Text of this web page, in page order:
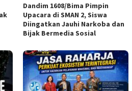
Dandim 1608/Bima Pimpin
Upacara di SMAN 2, Siswa
Diingatkan Jauhi Narkoba dan
Bijak Bermedia Sosial